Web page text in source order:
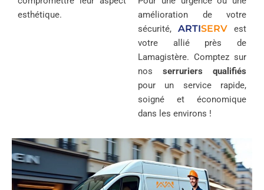
esthétique.
amélioration de votre
sécurité, ARTISERV est
votre allié près de
Lamagistère. Comptez sur
nos serruriers qualifiés
pour un service rapide,
soigné et économique
dans les environs !